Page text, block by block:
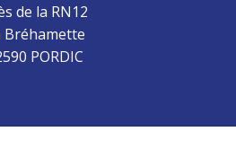
de la RN12
Bréhamette
PORDIC